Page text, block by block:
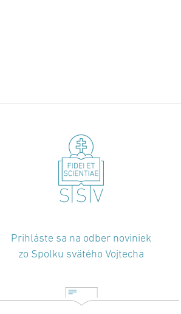
Prihláste sa na odber noviniek
zo Spolku svätého Vojtecha